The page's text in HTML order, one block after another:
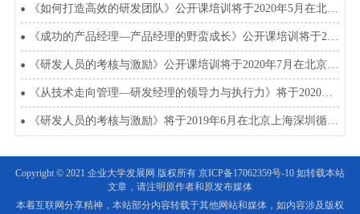
《如何打造高效的研发团队》公开课培训将于2020年5月在北京上海深圳开班
《成功的产品经理—产品经理的野蛮成长》公开课培训将于2020年4月5月在北上深开班
《研发人员的考核与激励》公开课培训将于2020年7月在北京、上海、深圳开班
《从技术走向管理—研发经理的领导力与执行力》将于2020年4、5、6、7月在北上深开班
《研发人员的考核与激励》将于2019年6月在北京上海深圳循环开课
Copyright © 2021 企业大学发展网 版权所有 京ICP备17062359号-10 如转载本站
文章，请注明原作者和原发布媒体
本着互联网分享精神，本站部分内容转载于其他网站和媒体，如内容涉及版权